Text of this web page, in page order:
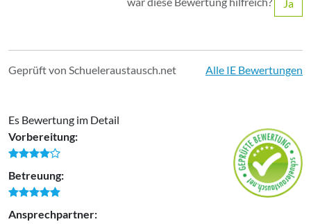
Ja
Geprüft von Schueleraustausch.net Alle IE Bewertungen
Es Bewertung im Detail
Vorbereitung:
Betreuung:
Ansprechpartner: